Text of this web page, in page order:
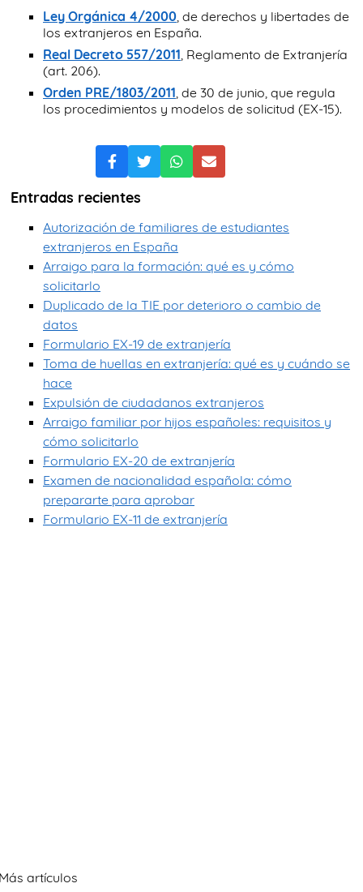
Ley Orgánica 4/2000, de derechos y libertades de
los extranjeros en España.
Real Decreto 557/2011, Reglamento de Extranjería
(art. 206).
Orden PRE/1803/2011, de 30 de junio, que regula
los procedimientos y modelos de solicitud (EX-15).
Entradas recientes
Autorización de familiares de estudiantes
extranjeros en España
Arraigo para la formación: qué es y cómo
solicitarlo
Duplicado de la TIE por deterioro o cambio de
datos
Formulario EX-19 de extranjería
Toma de huellas en extranjería: qué es y cuándo se
hace
Expulsión de ciudadanos extranjeros
Arraigo familiar por hijos españoles: requisitos y
cómo solicitarlo
Formulario EX-20 de extranjería
Examen de nacionalidad española: cómo
prepararte para aprobar
Formulario EX-11 de extranjería
artículos